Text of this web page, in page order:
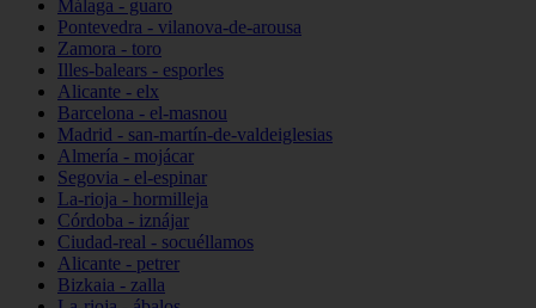
Málaga - guaro
Pontevedra - vilanova-de-arousa
Zamora - toro
Illes-balears - esporles
Alicante - elx
Barcelona - el-masnou
Madrid - san-martín-de-valdeiglesias
Almería - mojácar
Segovia - el-espinar
La-rioja - hormilleja
Córdoba - iznájar
Ciudad-real - socuéllamos
Alicante - petrer
Bizkaia - zalla